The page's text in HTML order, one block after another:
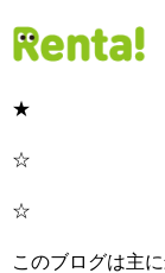
★
☆
☆
このブログは主